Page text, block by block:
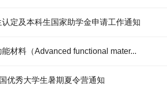
定及本科生国家助学金申请工作通知
材料（Advanced functional mater...
优秀大学生暑期夏令营通知